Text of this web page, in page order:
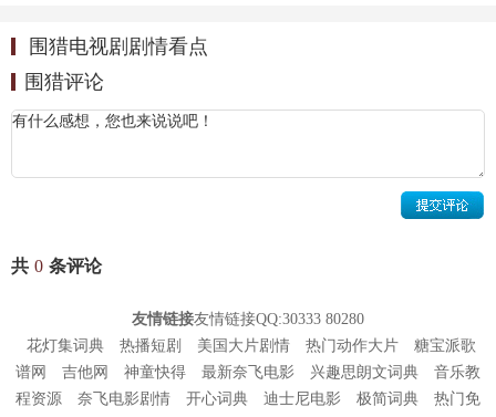
围猎电视剧剧情看点
围猎评论
共 0 条评论
友情链接友情链接QQ:30333 80280
花灯集词典
热播短剧 美国大片剧情 热门动作大片
糖宝派歌
谱网
吉他网 神童快得 最新奈飞电影 兴趣思朗文词典
音乐教
程资源
奈飞电影剧情 开心词典 迪士尼电影 极简词典 热门免